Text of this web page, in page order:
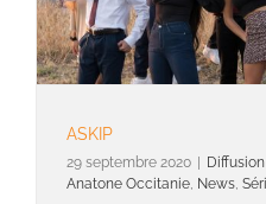
ASKIP
29 septembre 2020 Diffusion
Anatone Occitanie, News,